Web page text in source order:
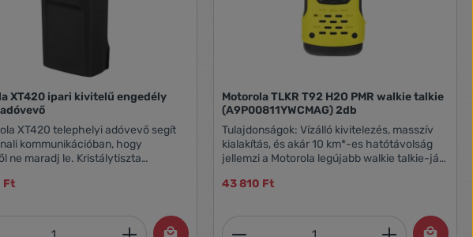
mennyiséget, vagy használja a gombokat a
XT420 ipari kivitelű engedély
XT420 telephelyi adóvevő segít
kommunikációban, hogy
ne maradj le. Kristálytiszta
XT420 adóvevő kiváló teljesítményt
A Motorola XT420 készülék
vagy hívásdíjak nélkül
Ft
Adja meg a kívánt mennyiséget, vagy
Motorola TLKR T92 H2O PMR walkie talkie
(A9P00811YWCMAG) 2db
Tulajdonságok: Vízálló kivitelezés, masszív
kialakítás, és akár 10 km*-es hatótávolság
jellemzi a Motorola legújabb walkie talkie-ját
piros fényt ad, automatikusan bekapcsol és
vészhívás gomb megnyomásával azonnali
hívást indíthatsz kézhasználat nélkül, a
43 810 Ft
Termékmennyiség: Adja